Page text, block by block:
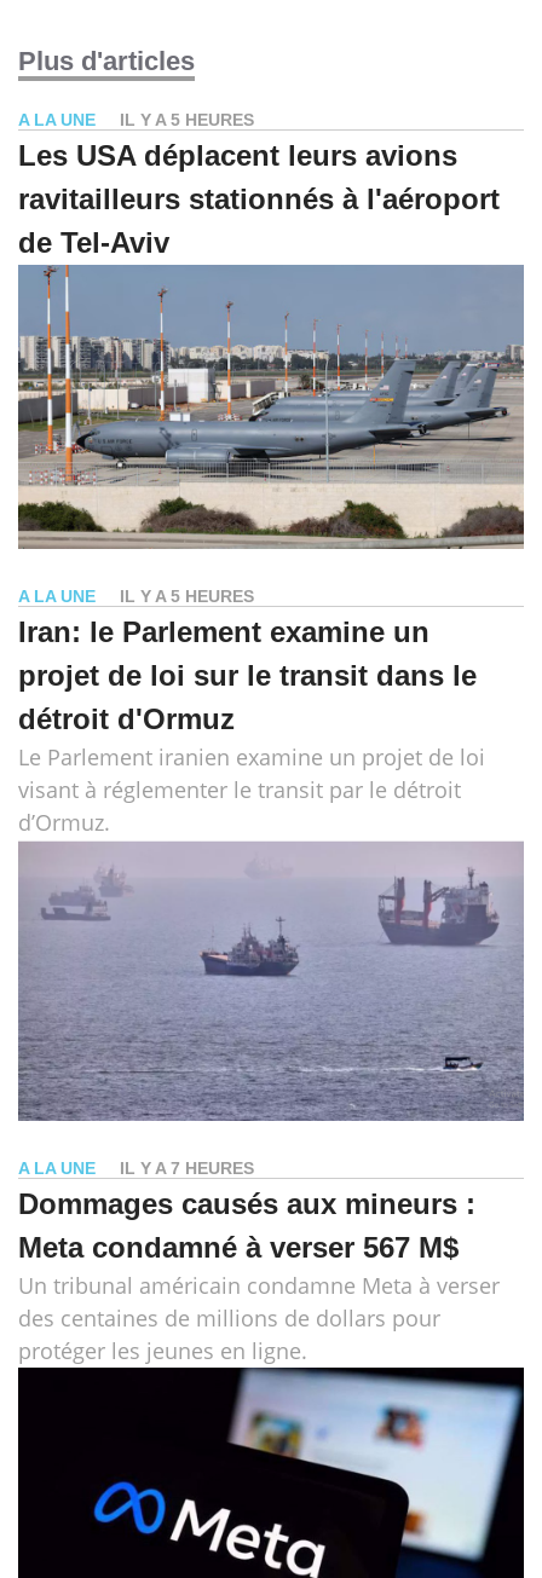
Plus d'articles
A LA UNE IL Y A 5 HEURES
Les USA déplacent leurs avions
ravitailleurs stationnés à l'aéroport
de Tel-Aviv
A LA UNE IL Y A 5 HEURES
Iran: le Parlement examine un
projet de loi sur le transit dans le
détroit d'Ormuz
Le Parlement iranien examine un projet de loi
visant à réglementer le transit par le détroit
d’Ormuz.
A LA UNE IL Y A 7 HEURES
Dommages causés aux mineurs :
Meta condamné à verser 567 M$
Un tribunal américain condamne Meta à verser
des centaines de millions de dollars pour
protéger les jeunes en ligne.